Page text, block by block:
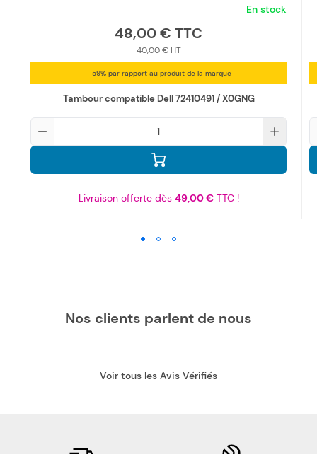
En stock
48,00 €
40,00 €
- 59% par rapport au produit de la marque
Tambour compatible Dell 72410491 / X0GNG
Livraison offerte dès 49,00 €TTC !
Nos clients parlent de nous
Voir tous les Avis Vérifiés